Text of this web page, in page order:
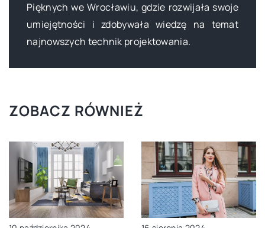
Pięknych we Wrocławiu, gdzie rozwijała swoje
umiejętności i zdobywała wiedzę na temat
najnowszych technik projektowania.
ZOBACZ RÓWNIEŻ